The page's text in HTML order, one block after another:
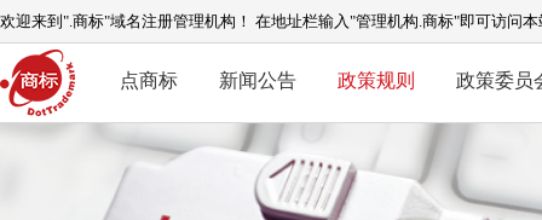
欢迎来到".商标"域名注册管理机构！ 在地址栏输入"管理机构.商标"即可访问本
点商标 新闻公告 政策规则 政策委员